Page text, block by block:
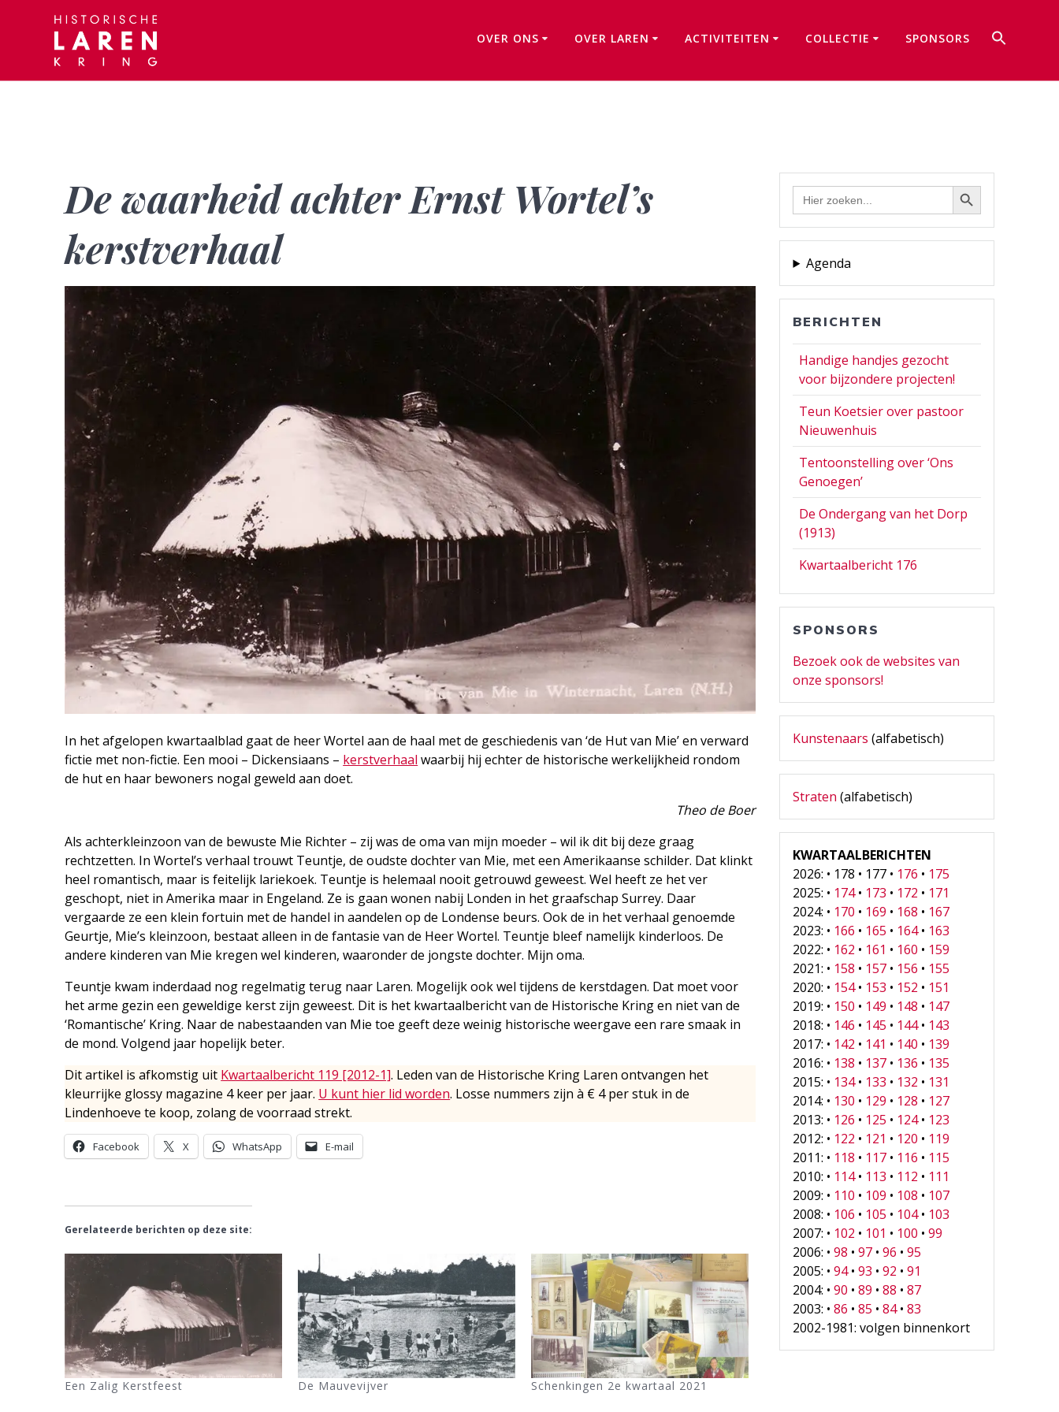
OVER ONS OVER LAREN ACTIVITEITEN COLLECTIE SPONSORS
De waarheid achter Ernst Wortel’s
kerstverhaal
In het afgelopen kwartaalblad gaat de heer Wortel aan de haal met de geschiedenis van ‘de Hut van Mie’ en verward
fictie met non-fictie. Een mooi – Dickensiaans – kerstverhaal waarbij hij echter de historische werkelijkheid rondom
de hut en haar bewoners nogal geweld aan doet.
Theo de Boer
Als achterkleinzoon van de bewuste Mie Richter – zij was de oma van mijn moeder – wil ik dit bij deze graag
rechtzetten. In Wortel’s verhaal trouwt Teuntje, de oudste dochter van Mie, met een Amerikaanse schilder. Dat klinkt
heel romantisch, maar is feitelijk lariekoek. Teuntje is helemaal nooit getrouwd geweest. Wel heeft ze het ver
geschopt, niet in Amerika maar in Engeland. Ze is gaan wonen nabij Londen in het graafschap Surrey. Daar
vergaarde ze een klein fortuin met de handel in aandelen op de Londense beurs. Ook de in het verhaal genoemde
Geurtje, Mie’s kleinzoon, bestaat alleen in de fantasie van de Heer Wortel. Teuntje bleef namelijk kinderloos. De
andere kinderen van Mie kregen wel kinderen, waaronder de jongste dochter. Mijn oma.
Teuntje kwam inderdaad nog regelmatig terug naar Laren. Mogelijk ook wel tijdens de kerstdagen. Dat moet voor
het arme gezin een geweldige kerst zijn geweest. Dit is het kwartaalbericht van de Historische Kring en niet van de
‘Romantische’ Kring. Naar de nabestaanden van Mie toe geeft deze weinig historische weergave een rare smaak in
de mond. Volgend jaar hopelijk beter.
Dit artikel is afkomstig uit Kwartaalbericht 119 [2012-1]. Leden van de Historische Kring Laren ontvangen het
kleurrijke glossy magazine 4 keer per jaar. U kunt hier lid worden. Losse nummers zijn à € 4 per stuk in de
Lindenhoeve te koop, zolang de voorraad strekt.
Facebook X WhatsApp E-mail
Gerelateerde berichten op deze site:
Een Zalig Kerstfeest De Mauvevijver Schenkingen 2e kwartaal 2021
Zoek
naar:
Zoekknop
Agenda
BERICHTEN
Handige handjes gezocht
voor bijzondere projecten!
Teun Koetsier over pastoor
Nieuwenhuis
Tentoonstelling over ‘Ons
Genoegen’
De Ondergang van het Dorp
(1913)
Kwartaalbericht 176
SPONSORS
Bezoek ook de websites van
onze sponsors!
Kunstenaars (alfabetisch)
Straten (alfabetisch)
KWARTAALBERICHTEN
2026: • 178 • 177 • 176 • 175
2025: • 174• 173 • 172 • 171
2024: • 170 • 169 • 168 • 167
2023: • 166 • 165 • 164• 163
2022: • 162 • 161 • 160 • 159
2021: • 158 • 157 • 156 • 155
2020: • 154• 153 • 152 • 151
2019: • 150 • 149 • 148 • 147
2018: • 146 • 145 • 144• 143
2017: • 142 • 141 • 140 • 139
2016: • 138 • 137 • 136 • 135
2015: • 134• 133 • 132 • 131
2014: • 130 • 129 • 128 • 127
2013: • 126 • 125 • 124• 123
2012: • 122 • 121 • 120 • 119
2011: • 118 • 117 • 116 • 115
2010: • 114• 113 • 112 • 111
2009: • 110 • 109 • 108 • 107
2008: • 106 • 105 • 104• 103
2007: • 102 • 101 • 100 •99
2006: •98 •97 •96 •95
2005: •94•93 •92 •91
2004: •90 •89 •88 •87
2003: •86 •85 •84•83
2002-1981: volgen binnenkort